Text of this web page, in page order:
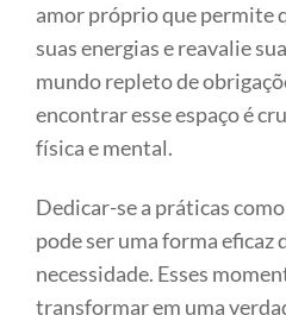
amor próprio que permite
suas energias e reavalie
mundo repleto de
encontrar esse espaço é
física e mental.
Dedicar-se a práticas
pode ser uma forma eficaz
necessidade. Esses
transformar em uma